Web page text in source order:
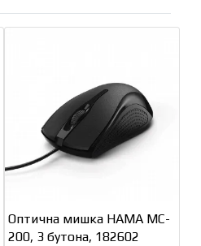
Оптична мишка HAMA MC-
200, 3 бутона, 182602